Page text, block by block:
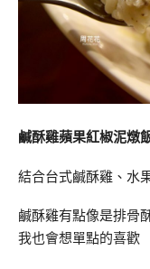
鹹酥雞蘋果紅椒泥燉
結合台式鹹酥雞、水
鹹酥雞有點像是排骨
我也會想單點的喜歡